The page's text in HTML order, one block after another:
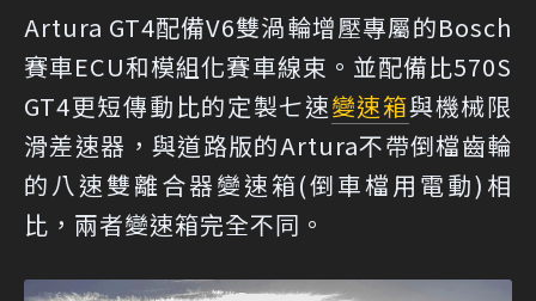
Artura GT4配備V6雙渦輪增壓專屬的Bosch
賽車ECU和模組化賽車線束。並配備比570S
GT4更短傳動比的定製七速變速箱與機械限
滑差速器，與道路版的Artura不帶倒檔齒輪
的八速雙離合器變速箱(倒車檔用電動)相
比，兩者變速箱完全不同。